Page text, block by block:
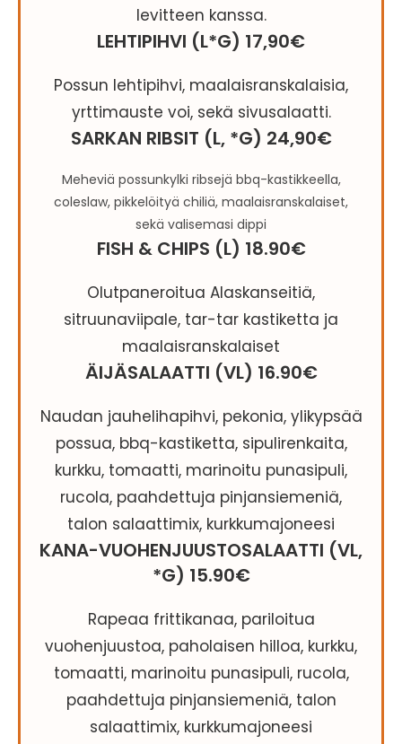
levitteen kanssa.
LEHTIPIHVI (L*G) 17,90€
Possun lehtipihvi, maalaisranskalaisia,
yrttimauste voi, sekä sivusalaatti.
SARKAN RIBSIT (L, *G) 24,90€
Meheviä possunkylki ribsejä bbq-kastikkeella,
coleslaw, pikkelöityä chiliä, maalaisranskalaiset,
sekä valisemasi dippi
FISH & CHIPS (L) 18.90€
Olutpaneroitua Alaskanseitiä,
sitruunaviipale, tar-tar kastiketta ja
maalaisranskalaiset
ÄIJÄSALAATTI (VL) 16.90€
Naudan jauhelihapihvi, pekonia, ylikypsää
possua, bbq-kastiketta, sipulirenkaita,
kurkku, tomaatti, marinoitu punasipuli,
rucola, paahdettuja pinjansiemeniä,
talon salaattimix, kurkkumajoneesi
KANA-VUOHENJUUSTOSALAATTI (VL,
*G) 15.90€
Rapeaa frittikanaa, pariloitua
vuohenjuustoa, paholaisen hilloa, kurkku,
tomaatti, marinoitu punasipuli, rucola,
paahdettuja pinjansiemeniä, talon
salaattimix, kurkkumajoneesi